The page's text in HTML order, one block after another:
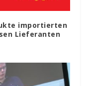
importierten
Lieferanten